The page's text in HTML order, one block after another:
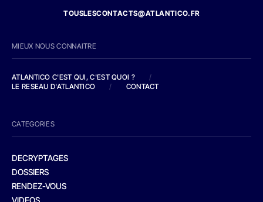
TOUSLESCONTACTS@ATLANTICO.FR
MIEUX NOUS CONNAITRE
ATLANTICO C'EST QUI, C'EST QUOI ?
/
LE RESEAU D'ATLANTICO
/ CONTACT
CATEGORIES
DECRYPTAGES
DOSSIERS
RENDEZ-VOUS
VIDEOS